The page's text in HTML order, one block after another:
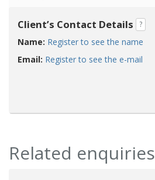
Client’s Contact Details ?
Name: Register to see the name
Email: Register to see the e-mail
Related enquiries